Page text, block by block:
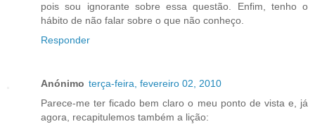
pois sou ignorante sobre essa questão. Enfim, tenho o
hábito de não falar sobre o que não conheço.
Responder
Anónimo terça-feira, fevereiro 02, 2010
Parece-me ter ficado bem claro o meu ponto de vista e, já
agora, recapitulemos também a lição: